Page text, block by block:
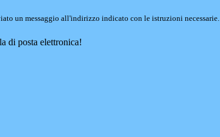
un messaggio all'indirizzo indicato con le istruzioni necessarie.
di posta elettronica!